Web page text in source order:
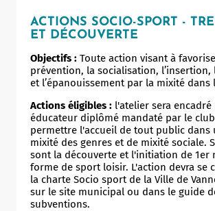
ACTIONS SOCIO-SPORT -
ET DÉCOUVERTE
Objectifs : Toute action visant à
prévention, la socialisation, l’insertion,
et l’épanouissement par la mixité dans
Actions éligibles : l'atelier sera encadré
éducateur diplômé mandaté par le
permettre l'accueil de tout public dans
mixité des genres et de mixité sociale.
sont la découverte et l'initiation de 1er
forme de sport loisir. L'action devra se
la charte Socio sport de la Ville de
sur le site municipal ou dans le guide
subventions.